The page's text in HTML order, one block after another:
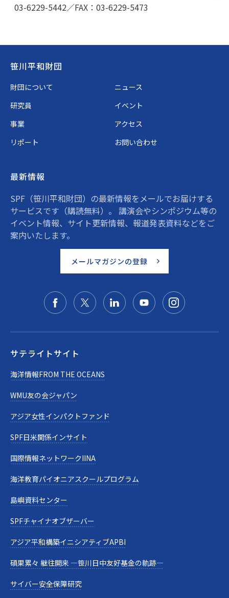
03-6229-5442／FAX：03-6229-5473
Footer
笹川平和財団
財団について
ニュース
研究員
イベント
事業
アクセス
リポート
お問い合わせ
最新情報
SPF（笹川平和財団）の最新情報をメールでお届けする
サービスです（購読無料）。 講演会やシンポジウム等の
イベント情報、サイト更新情報、報道発表資料などをご
案内いたします。
メールマガジンの登録
サテライトサイト
海洋情報FROM THE OCEANS
WMU友の会ジャパン
アジア女性インパクトファンド
SPF日米関係インサイト
国際情報ネットワークIINA
海洋教育パイオニアスクールプログラム
島嶼資料センター
SPFチャイナオブザーバー
アジア平和構築イニシアティブAPBI
碩果累々 継往開来 —笹川日中友好基金の軌跡—
サイバー安全保障研究